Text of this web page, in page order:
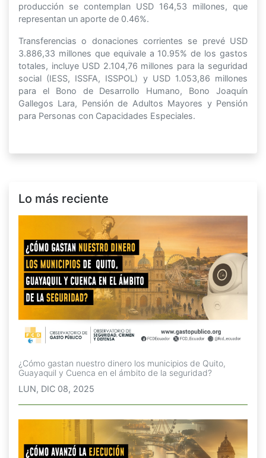
producción se contemplan USD 164,53 millones, que
representan un aporte de 0.46%.
Transferencias o donaciones corrientes se prevé USD
3.886,33 millones que equivale a 10.95% de los gastos
totales, incluye USD 2.104,76 millones para la seguridad
social (IESS, ISSFA, ISSPOL) y USD 1.053,86 millones
para el Bono de Desarrollo Humano, Bono Joaquín
Gallegos Lara, Pensión de Adultos Mayores y Pensión
para Personas con Capacidades Especiales.
Lo más reciente
¿Cómo gastan nuestro dinero los municipios de Quito,
Guayaquil y Cuenca en el ámbito de la seguridad?
LUN, DIC 08, 2025